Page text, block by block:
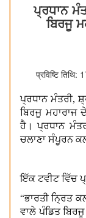
ਪ੍ਰਧਾਨ
ਬਿਰਜੂ
प्रविष्टि
ਪ੍ਰਧਾਨ ਮੰਤਰੀ,
ਬਿਰਜੂ ਮਹਾਰਾਜ
ਹੈ। ਪ੍ਰਧਾਨ
ਚਲਾਣਾ ਸੰਪੂਰਨ
ਇੱਕ ਟਵੀਟ ਵਿੱਚ
“ਭਾਰਤੀ ਨ੍ਰਿਤ
ਵਾਲੇ ਪੰਡਿਤ